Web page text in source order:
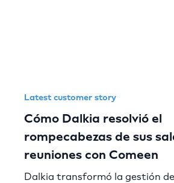
Latest customer story
Cómo Dalkia resolvió el
rompecabezas de sus
reuniones con Comeen
Dalkia transformó la gestión